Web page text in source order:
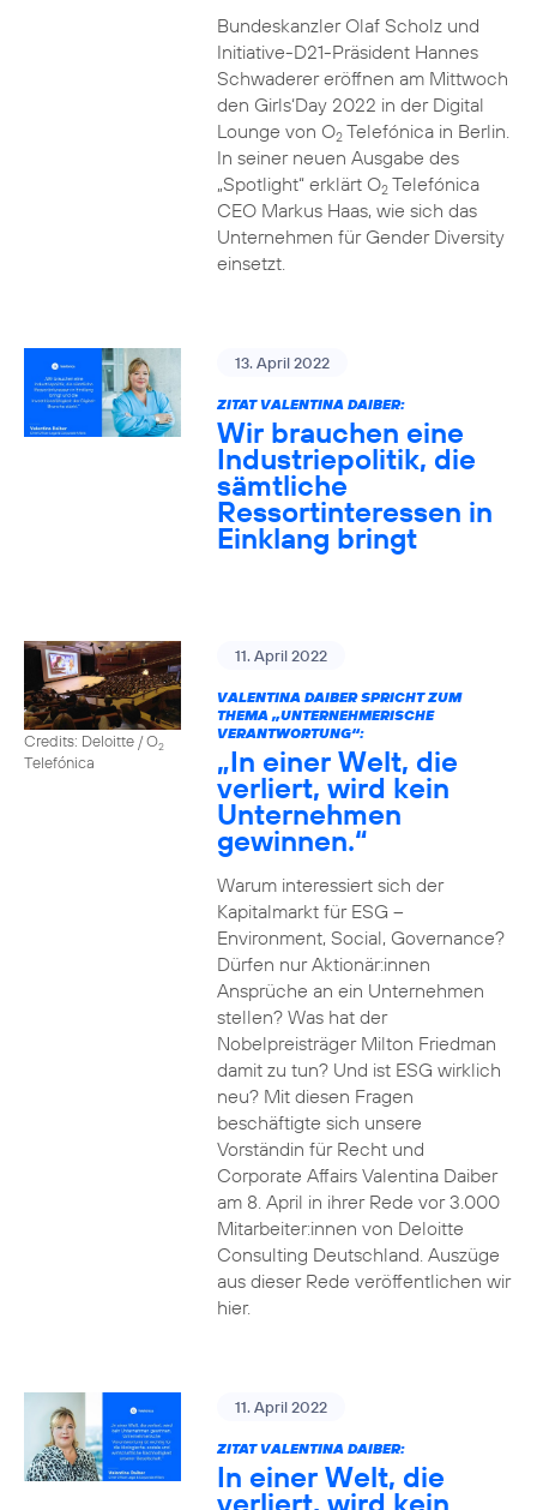
Bundeskanzler Olaf Scholz und
Initiative-D21-Präsident Hannes
Schwaderer eröffnen am Mittwoch
den Girls‘Day 2022 in der Digital
Lounge von O2Telefónica in Berlin.
In seiner neuen Ausgabe des
„Spotlight“ erklärt O2Telefónica
CEO Markus Haas, wie sich das
Unternehmen für Gender Diversity
einsetzt.
13. April 2022
ZITAT VALENTINA DAIBER:
Wir brauchen eine
Industriepolitik, die
sämtliche
Ressortinteressen in
Einklang bringt
Credits: Deloitte / O2
Telefónica
11. April 2022
VALENTINA DAIBER SPRICHT ZUM
THEMA „UNTERNEHMERISCHE
VERANTWORTUNG“:
„In einer Welt, die
verliert, wird kein
Unternehmen
gewinnen.“
Warum interessiert sich der
Kapitalmarkt für ESG –
Environment, Social, Governance?
Dürfen nur Aktionär:innen
Ansprüche an ein Unternehmen
stellen? Was hat der
Nobelpreisträger Milton Friedman
damit zu tun? Und ist ESG wirklich
neu? Mit diesen Fragen
beschäftigte sich unsere
Vorständin für Recht und
Corporate Affairs Valentina Daiber
am 8. April in ihrer Rede vor 3.000
Mitarbeiter:innen von Deloitte
Consulting Deutschland. Auszüge
aus dieser Rede veröffentlichen wir
hier.
11. April 2022
ZITAT VALENTINA DAIBER:
In einer Welt, die
verliert, wird kein